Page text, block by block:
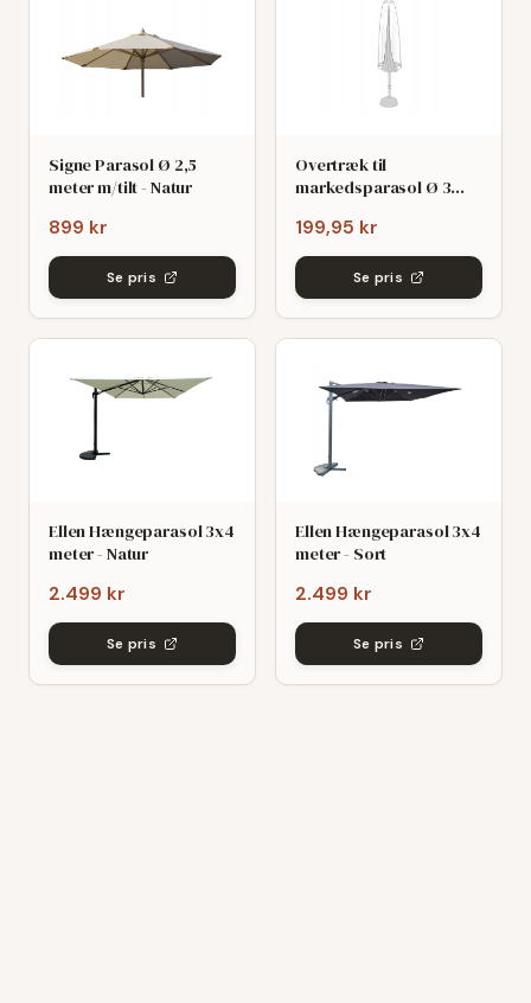
Signe Parasol Ø 2,5
meter m/tilt - Natur
899 kr
Se pris
Overtræk til
markedsparasol Ø 3
199,95 kr
Se pris
Ellen Hængeparasol 3x4
meter - Natur
2.499 kr
Se pris
Ellen Hængeparasol 3x4
meter - Sort
2.499 kr
Se pris